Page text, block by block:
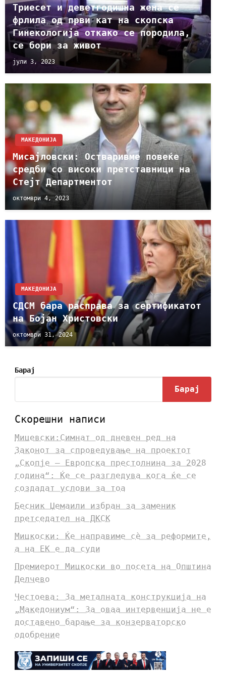
Триесет и деветгодишна жена се
фрлила од први кат на скопска
Гинекологија откако се породила,
се бори за живот
јули 3, 2023
МАКЕДОНИЈА
Мисајловски: Oстваривме повеќе
средби со високи претставници на
Стејт Департментот
октомври 4, 2023
МАКЕДОНИЈА
СДСМ бара расправа за сертификатот
на Бојан Христовски
октомври 31, 2024
Барај
Барај
Скорешни написи
Мицевски:Симнат од дневен ред на
Законот за спроведување на проектот
„Скопје – Европска престолнина за 2028
година“: Ќе се разгледува кога ќе се
создадат услови за тоа
Бесник Џемаили избран за заменик
претседател на ДКСК
Мицкоски: Ќе направиме сè за реформите,
а на ЕК е да суди
Премиерот Мицкоски во посета на Општина
Делчево
Честоева: За металната конструкција на
„Македониум“: За оваа интервенција не е
доставено барање за конзерваторско
одобрение